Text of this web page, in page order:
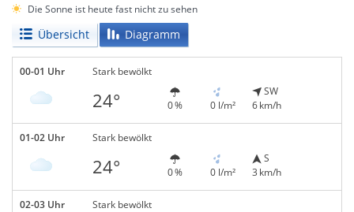
Die Sonne ist heute fast nicht zu sehen
Übersicht Diagramm
00-01 Uhr Stark bewölkt
24° 0 % 0 l/m²
SW
6 km/h
01-02 Uhr Stark bewölkt
24° 0 % 0 l/m²
S
3 km/h
02-03 Uhr Stark bewölkt